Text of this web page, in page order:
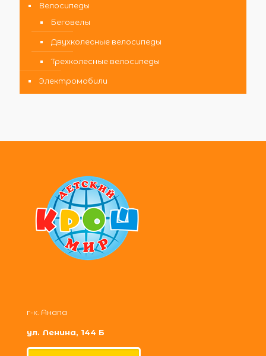
Велосипеды
Беговелы
Двухколесные велосипеды
Трехколесные велосипеды
Электромобили
г-к. Анапа
ул. Ленина, 144 Б